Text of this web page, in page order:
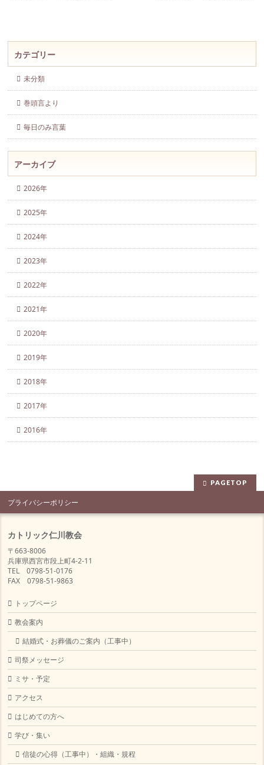
カテゴリー
未分類
巻頭言より
毎日のみ言葉
アーカイブ
2026年
2025年
2024年
2023年
2022年
2021年
2020年
2019年
2018年
2017年
2016年
PAGETOP
プライバシーポリシー
カトリック仁川教会
〒663-8006
兵庫県西宮市段上町4-2-11
TEL 0798-51-0176
FAX 0798-51-9863
トップページ
教会案内
結婚式・お葬儀のご案内（工事中）
司祭メッセージ
ミサ・予定
アクセス
はじめての方へ
学び・集い
信徒の心得（工事中）・組織・規程